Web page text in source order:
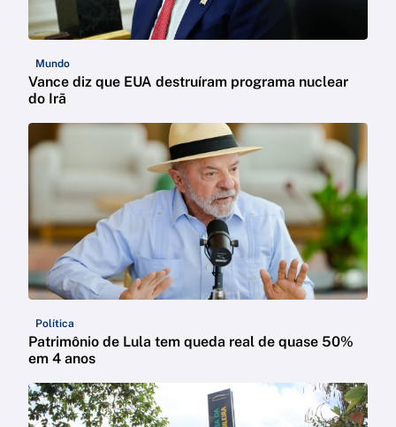
Mundo
Vance diz que EUA destruíram programa nuclear
do Irã
Política
Patrimônio de Lula tem queda real de quase 50%
em 4 anos